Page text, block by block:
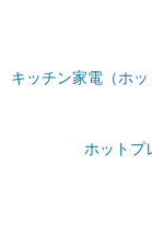
お弁当（スープジ
キッチン家電（ホ